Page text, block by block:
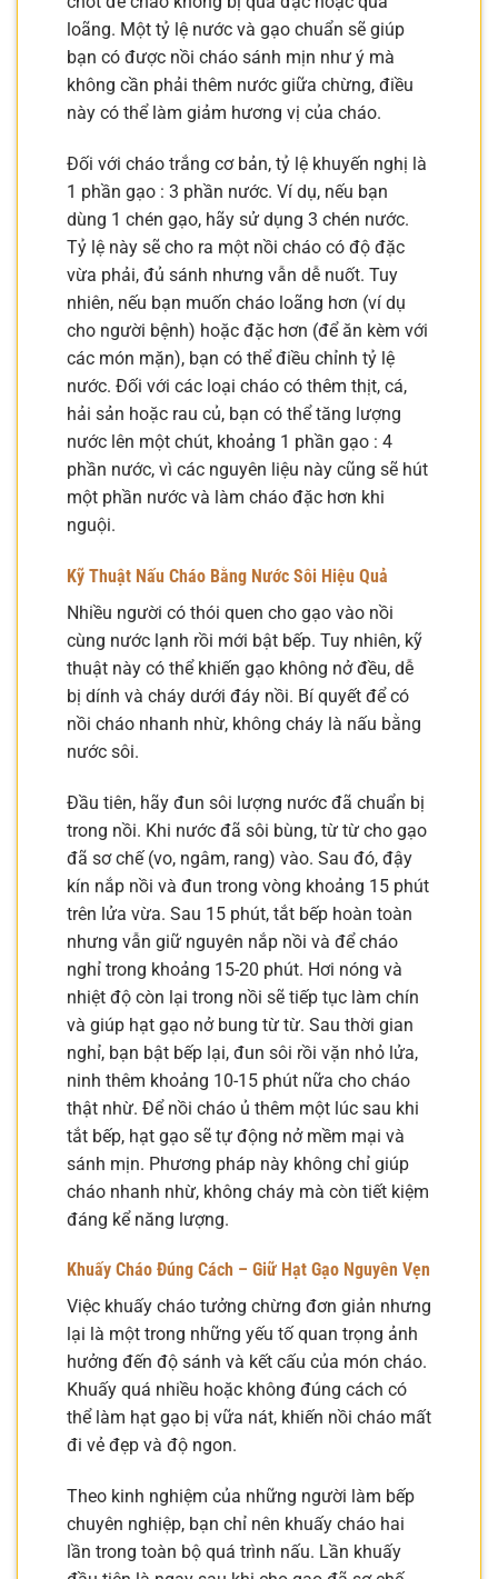
loãng. Một tỷ lệ nước và gạo chuẩn sẽ giúp
bạn có được nồi cháo sánh mịn như ý mà
không cần phải thêm nước giữa chừng, điều
này có thể làm giảm hương vị của cháo.
Đối với cháo trắng cơ bản, tỷ lệ khuyến nghị là
1 phần gạo : 3 phần nước. Ví dụ, nếu bạn
dùng 1 chén gạo, hãy sử dụng 3 chén nước.
Tỷ lệ này sẽ cho ra một nồi cháo có độ đặc
vừa phải, đủ sánh nhưng vẫn dễ nuốt. Tuy
nhiên, nếu bạn muốn cháo loãng hơn (ví dụ
cho người bệnh) hoặc đặc hơn (để ăn kèm với
các món mặn), bạn có thể điều chỉnh tỷ lệ
nước. Đối với các loại cháo có thêm thịt, cá,
hải sản hoặc rau củ, bạn có thể tăng lượng
nước lên một chút, khoảng 1 phần gạo : 4
phần nước, vì các nguyên liệu này cũng sẽ hút
một phần nước và làm cháo đặc hơn khi
nguội.
Kỹ Thuật Nấu Cháo Bằng Nước Sôi Hiệu Quả
Nhiều người có thói quen cho gạo vào nồi
cùng nước lạnh rồi mới bật bếp. Tuy nhiên, kỹ
thuật này có thể khiến gạo không nở đều, dễ
bị dính và cháy dưới đáy nồi. Bí quyết để có
nồi cháo nhanh nhừ, không cháy là nấu bằng
nước sôi.
Đầu tiên, hãy đun sôi lượng nước đã chuẩn bị
trong nồi. Khi nước đã sôi bùng, từ từ cho gạo
đã sơ chế (vo, ngâm, rang) vào. Sau đó, đậy
kín nắp nồi và đun trong vòng khoảng 15 phút
trên lửa vừa. Sau 15 phút, tắt bếp hoàn toàn
nhưng vẫn giữ nguyên nắp nồi và để cháo
nghỉ trong khoảng 15-20 phút. Hơi nóng và
nhiệt độ còn lại trong nồi sẽ tiếp tục làm chín
và giúp hạt gạo nở bung từ từ. Sau thời gian
nghỉ, bạn bật bếp lại, đun sôi rồi vặn nhỏ lửa,
ninh thêm khoảng 10-15 phút nữa cho cháo
thật nhừ. Để nồi cháo ủ thêm một lúc sau khi
tắt bếp, hạt gạo sẽ tự động nở mềm mại và
sánh mịn. Phương pháp này không chỉ giúp
cháo nhanh nhừ, không cháy mà còn tiết kiệm
đáng kể năng lượng.
Khuấy Cháo Đúng Cách – Giữ Hạt Gạo Nguyên Vẹn
Việc khuấy cháo tưởng chừng đơn giản nhưng
lại là một trong những yếu tố quan trọng ảnh
hưởng đến độ sánh và kết cấu của món cháo.
Khuấy quá nhiều hoặc không đúng cách có
thể làm hạt gạo bị vữa nát, khiến nồi cháo mất
đi vẻ đẹp và độ ngon.
Theo kinh nghiệm của những người làm bếp
chuyên nghiệp, bạn chỉ nên khuấy cháo hai
lần trong toàn bộ quá trình nấu. Lần khuấy